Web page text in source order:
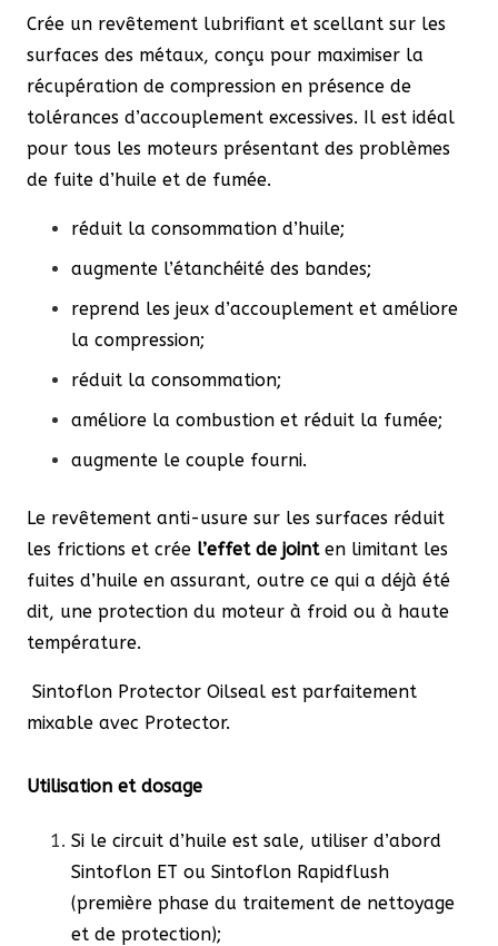
Crée un revêtement lubrifiant et scellant sur les
surfaces des métaux, conçu pour maximiser la
récupération de compression en présence de
tolérances d’accouplement excessives. Il est idéal
pour tous les moteurs présentant des problèmes
de fuite d’huile et de fumée.
réduit la consommation d’huile;
augmente l’étanchéité des bandes;
reprend les jeux d’accouplement et améliore
la compression;
réduit la consommation;
améliore la combustion et réduit la fumée;
augmente le couple fourni.
Le revêtement anti-usure sur les surfaces réduit
les frictions et crée l’effet de jointen limitant les
fuites d’huile en assurant, outre ce qui a déjà été
dit, une protection du moteur à froid ou à haute
température.
Sintoflon Protector Oilseal est parfaitement
mixable avec Protector.
Utilisation et dosage
Si le circuit d’huile est sale, utiliser d’abord
Sintoflon ET ou Sintoflon Rapidflush
(première phase du traitement de nettoyage
et de protection);